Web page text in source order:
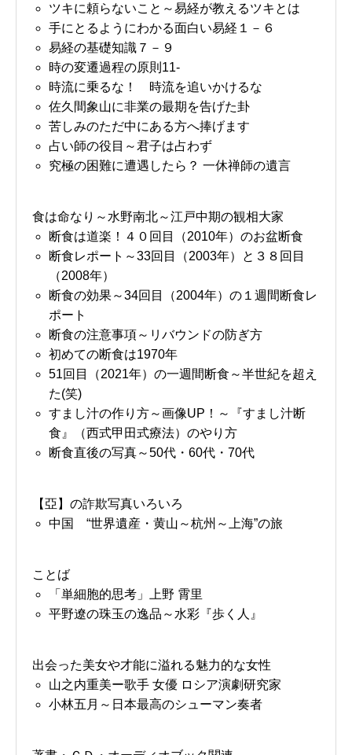
ツキに頼らないこと～易経が教えるツキとは
手にとるようにわかる面白い易経１－６
易経の基礎知識７－９
時の変遷過程の原則11-
時流に乗るな！ 時流を追いかけるな
佐久間象山に非業の最期を告げた卦
苦しみのただ中にある方へ捧げます
占い師の役目～君子は占わず
究極の困難に遭遇したら？ 一休禅師の遺言
食は命なり～水野南北～江戸中期の観相大家
断食は道楽！４０回目（2010年）のお盆断食
断食レポート～33回目（2003年）と３８回目
（2008年）
断食の効果～34回目（2004年）の１週間断食レ
ポート
断食の注意事項～リバウンドの防ぎ方
初めての断食は1970年
51回目（2021年）の一週間断食～半世紀を超え
た(笑)
すまし汁の作り方～画像UP！～『すまし汁断
食』（西式甲田式療法）のやり方
断食直後の写真～50代・60代・70代
【亞】の詐欺写真いろいろ
中国 “世界遺産・黄山～杭州～上海”の旅
ことば
「単細胞的思考」上野 霄里
平野遼の珠玉の逸品～水彩『歩く人』
出会った美女や才能に溢れる魅力的な女性
山之内重美ー歌手 女優 ロシア演劇研究家
小林五月～日本最高のシューマン奏者